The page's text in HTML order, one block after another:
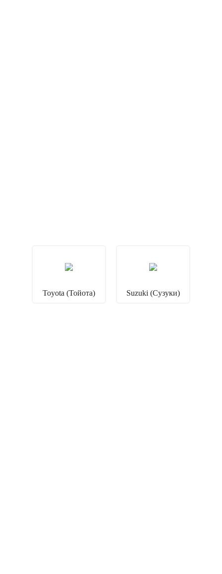
Toyota (Тойота) Suzuki (Сузуки)